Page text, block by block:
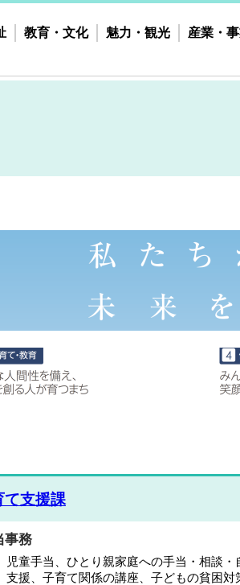
教育・文化 魅力・観光 産業・
て支援課
事務
児童手当、ひとり親家庭への手当・相談
支援、子育て関係の講座、子どもの貧困対